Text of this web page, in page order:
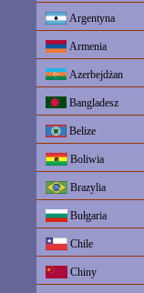
Argentyna
Armenia
Azerbejdżan
Bangladesz
Belize
Boliwia
Brazylia
Bułgaria
Chile
Chiny